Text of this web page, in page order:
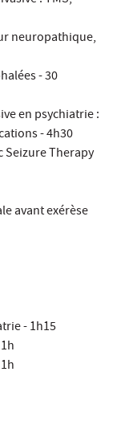
neuropathique,
- 30
en psychiatrie :
- 4h30
Seizure Therapy
avant exérèse
- 1h15